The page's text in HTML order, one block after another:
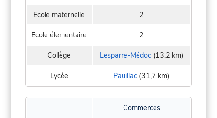
Ecole maternelle 2
Ecole élementaire 2
Collège Lesparre-Médoc(13,2 km)
Lycée Pauillac (31,7 km)
Commerces